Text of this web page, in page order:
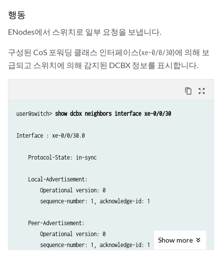
        congestion-notification-profile cn-profile;
            unit 0 {
                    ieee-802.1 pfc-class;
                }
                classifiers {
                }
        }
            congestion-notification-profile cn-profile;
            scheduler-map pfc-map;
            unit 0 {
                    ieee-802.1 pfc-class;
                }
            }
행동
ENodes에서 스위치로 일부 요청을 보냅니다.
구성된 CoS 포워딩 클래스 인터페이스(xe-0/0/30)에 의해 보
급되고 스위치에 의해 감지된 DCBX 정보를 표시합니다.
content_copy zoom_out_map
user@switch> show dcbx neighbors interface xe-0/0/30
Interface : xe-0/0/30.0
    Protocol-State: in-sync
    Local-Advertisement:
        Operational version: 0
        sequence-number: 1, acknowledge-id: 1
    Peer-Advertisement:
        Operational version: 0
        sequence-number: 1, acknowledge-id: 1
Show more